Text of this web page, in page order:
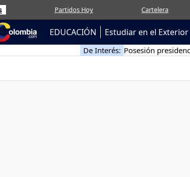
Partidos Hoy Cartelera
EDUCACIÓN Estudiar en el Exterior
De Interés: Posesión